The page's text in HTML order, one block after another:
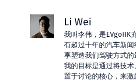
Li Wei
我叫李伟，是EVgoHK
有超过十年的汽车新
享塑造我们驾驶方式的
我的目标是通过将技
置于讨论的核心，来